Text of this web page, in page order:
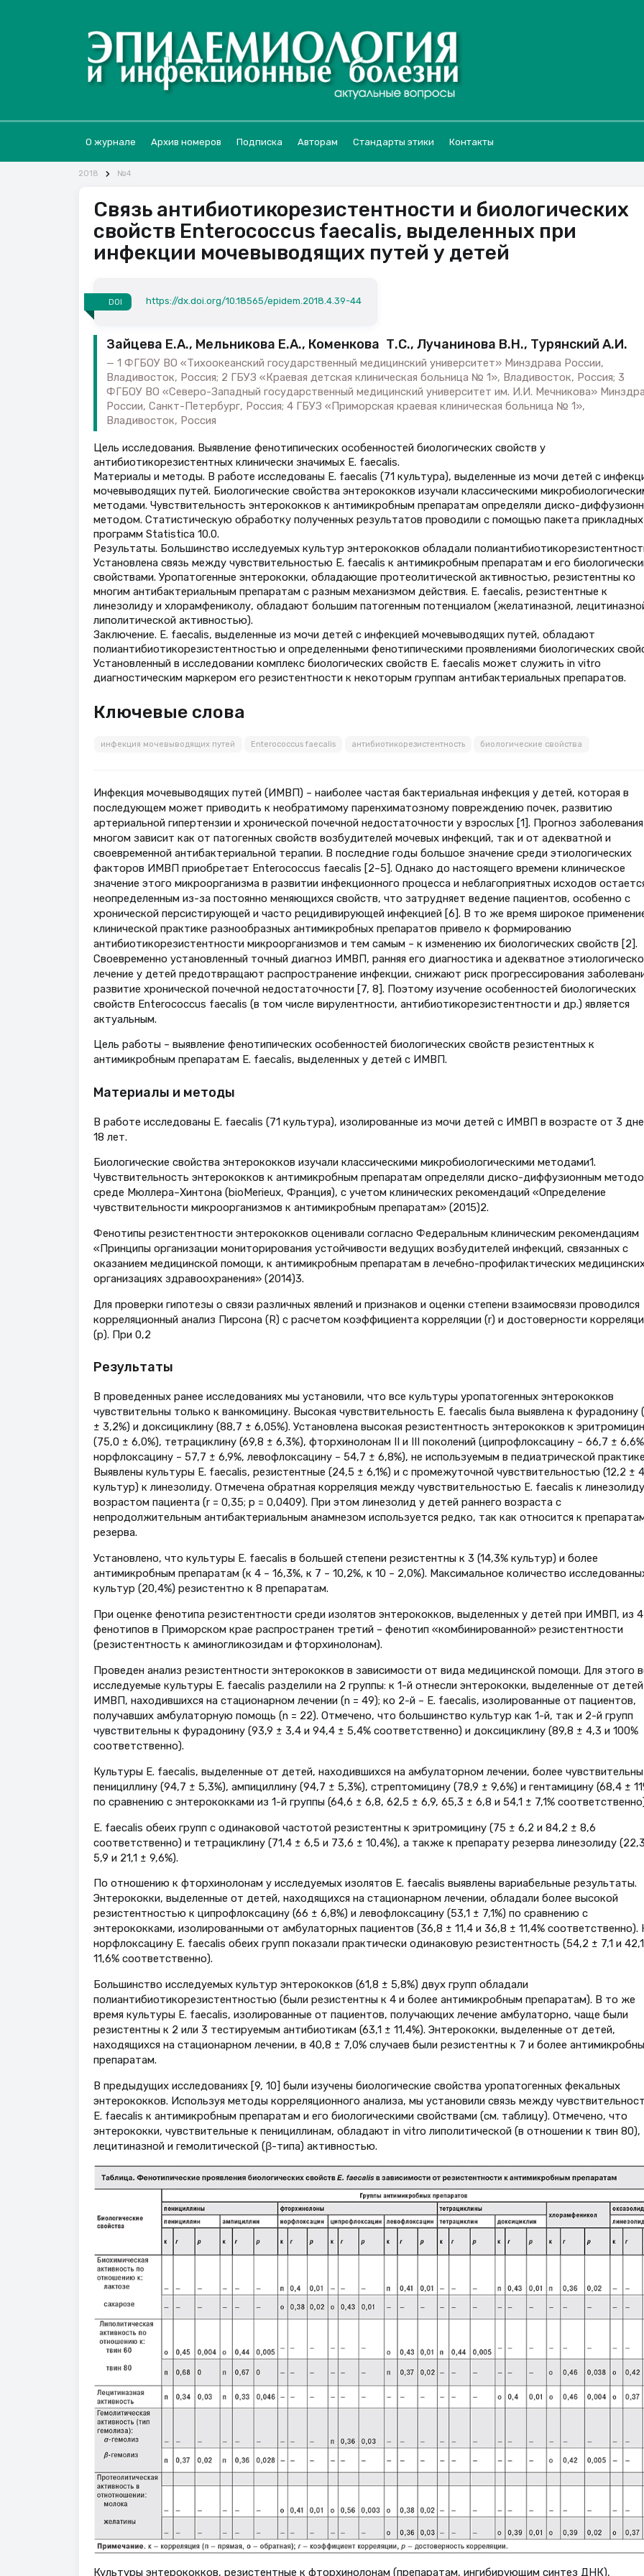
О журнале Архив номеров Подписка Авторам Стандарты этики Контакты
2018 №4
Связь антибиотикорезистентности и биологических
свойств Enterococcus faecalis, выделенных при
инфекции мочевыводящих путей у детей
DOI https://dx.doi.org/10.18565/epidem.2018.4.39-44
Зайцева Е.А., Мельникова Е.А., Коменкова Т.С., Лучанинова В.Н., Турянский А.И.
1 ФГБОУ ВО «Тихоокеанский государственный медицинский университет» Минздрава России,
Владивосток, Россия; 2 ГБУЗ «Краевая детская клиническая больница № 1», Владивосток, Россия; 3
ФГБОУ ВО «Северо-Западный государственный медицинский университет им. И.И. Мечникова»
России, Санкт-Петербург, Россия; 4 ГБУЗ «Приморская краевая клиническая больница № 1»,
Владивосток, Россия
Цель исследования. Выявление фенотипических особенностей биологических свойств у
антибиотикорезистентных клинически значимых E. faecalis.
Материалы и методы. В работе исследованы E. faecalis (71 культура), выделенные из мочи детей с
мочевыводящих путей. Биологические свойства энтерококков изучали классическими
методами. Чувствительность энтерококков к антимикробным препаратам определяли диско-
методом. Статистическую обработку полученных результатов проводили с помощью пакета прикладных
программ Statistica 10.0.
Результаты. Большинство исследуемых культур энтерококков обладали
Установлена связь между чувствительностью Е. faecalis к антимикробным препаратам и его
свойствами. Уропатогенные энтерококки, обладающие протеолитической активностью, резистентны ко
многим антибактериальным препаратам с разным механизмом действия. E. faecalis, резистентные к
линезолиду и хлорамфениколу, обладают большим патогенным потенциалом (желатиназной,
липолитической активностью).
Заключение. E. faecalis, выделенные из мочи детей с инфекцией мочевыводящих путей, обладают
полиантибиотикорезистентностью и определенными фенотипическими проявлениями биологических
Установленный в исследовании комплекс биологических свойств E. faecalis может служить in vitro
диагностическим маркером его резистентности к некоторым группам антибактериальных препаратов.
Ключевые слова
инфекция мочевыводящих путей Enterococcus faecalis антибиотикорезистентность биологические свойства
Инфекция мочевыводящих путей (ИМВП) – наиболее частая бактериальная инфекция у детей, которая в
последующем может приводить к необратимому паренхиматозному повреждению почек, развитию
артериальной гипертензии и хронической почечной недостаточности у взрослых [1]. Прогноз
многом зависит как от патогенных свойств возбудителей мочевых инфекций, так и от адекватной и
своевременной антибактериальной терапии. В последние годы большое значение среди этиологических
факторов ИМВП приобретает Enterococcus faecalis [2–5]. Однако до настоящего времени клиническое
значение этого микроорганизма в развитии инфекционного процесса и неблагоприятных исходов
неопределенным из-за постоянно меняющихся свойств, что затрудняет ведение пациентов, особенно с
хронической персистирующей и часто рецидивирующей инфекцией [6]. В то же время широкое
клинической практике разнообразных антимикробных препаратов привело к формированию
антибиотикорезистентности микроорганизмов и тем самым – к изменению их биологических свойств [2].
Своевременно установленный точный диагноз ИМВП, ранняя его диагностика и адекватное
лечение у детей предотвращают распространение инфекции, снижают риск прогрессирования
развитие хронической почечной недостаточности [7, 8]. Поэтому изучение особенностей биологических
свойств Enterococcus faecalis (в том числе вирулентности, антибиотикорезистентности и др.) является
актуальным.
Цель работы – выявление фенотипических особенностей биологических свойств резистентных к
антимикробным препаратам E. faecalis, выделенных у детей с ИМВП.
Материалы и методы
В работе исследованы E. faecalis (71 культура), изолированные из мочи детей с ИМВП в возрасте от 3
18 лет.
Биологические свойства энтерококков изучали классическими микробиологическими методами1.
Чувствительность энтерококков к антимикробным препаратам определяли диско-диффузионным
среде Мюллера–Хинтона (bioMerieux, Франция), с учетом клинических рекомендаций «Определение
чувствительности микроорганизмов к антимикробным препаратам» (2015)2.
Фенотипы резистентности энтерококков оценивали согласно Федеральным клиническим рекомендациям
«Принципы организации мониторирования устойчивости ведущих возбудителей инфекций, связанных с
оказанием медицинской помощи, к антимикробным препаратам в лечебно-профилактических
организациях здравоохранения» (2014)3.
Для проверки гипотезы о связи различных явлений и признаков и оценки степени взаимосвязи проводился
корреляционный анализ Пирсона (R) с расчетом коэффициента корреляции (r) и достоверности
(р). При 0,2
Результаты
В проведенных ранее исследованиях мы установили, что все культуры уропатогенных энтерококков
чувствительны только к ванкомицину. Высокая чувствительность E. faecalis была выявлена к фурадонину
± 3,2%) и доксициклину (88,7 ± 6,05%). Установлена высокая резистентность энтерококков к
(75,0 ± 6,0%), тетрациклину (69,8 ± 6,3%), фторхинолонам II и III поколений (ципрофлоксацину – 66,7 ±
норфлоксацину – 57,7 ± 6,9%, левофлоксацину – 54,7 ± 6,8%), не используемым в педиатрической
Выявлены культуры E. faecalis, резистентные (24,5 ± 6,1%) и с промежуточной чувствительностью (12,2 ±
культур) к линезолиду. Отмечена обратная корреляция между чувствительностью E. faecalis к
возрастом пациента (r = 0,35; р = 0,0409). При этом линезолид у детей раннего возраста с
непродолжительным антибактериальным анамнезом используется редко, так как относится к
резерва.
Установлено, что культуры E. faecalis в большей степени резистентны к 3 (14,3% культур) и более
антимикробным препаратам (к 4 – 16,3%, к 7 – 10,2%, к 10 – 2,0%). Максимальное количество
культур (20,4%) резистентно к 8 препаратам.
При оценке фенотипа резистентности среди изолятов энтерококков, выделенных у детей при ИМВП, из 4
фенотипов в Приморском крае распространен третий – фенотип «комбинированной» резистентности
(резистентность к аминогликозидам и фторхинолонам).
Проведен анализ резистентности энтерококков в зависимости от вида медицинской помощи. Для этого
исследуемые культуры E. faecalis разделили на 2 группы: к 1-й отнесли энтерококки, выделенные от
ИМВП, находившихся на стационарном лечении (n = 49); ко 2-й – E. faecalis, изолированные от пациентов,
получавших амбулаторную помощь (n = 22). Отмечено, что большинство культур как 1-й, так и 2-й групп
чувствительны к фурадонину (93,9 ± 3,4 и 94,4 ± 5,4% соответственно) и доксициклину (89,8 ± 4,3 и 100%
соответственно).
Культуры E. faecalis, выделенные от детей, находившихся на амбулаторном лечении, более
пенициллину (94,7 ± 5,3%), ампициллину (94,7 ± 5,3%), стрептомицину (78,9 ± 9,6%) и гентамицину (68,4 ±
по сравнению с энтерококками из 1-й группы (64,6 ± 6,8, 62,5 ± 6,9, 65,3 ± 6,8 и 54,1 ± 7,1%
E. faecalis обеих групп с одинаковой частотой резистентны к эритромицину (75 ± 6,2 и 84,2 ± 8,6
соответственно) и тетрациклину (71,4 ± 6,5 и 73,6 ± 10,4%), а также к препарату резерва линезолиду
5,9 и 21,1 ± 9,6%).
По отношению к фторхинолонам у исследуемых изолятов E. faecalis выявлены вариабельные результаты.
Энтерококки, выделенные от детей, находящихся на стационарном лечении, обладали более высокой
резистентностью к ципрофлоксацину (66 ± 6,8%) и левофлоксацину (53,1 ± 7,1%) по сравнению с
энтерококками, изолированными от амбулаторных пациентов (36,8 ± 11,4 и 36,8 ± 11,4% соответственно).
норфлоксацину E. faecalis обеих групп показали практически одинаковую резистентность (54,2 ± 7,1 и
11,6% соответственно).
Большинство исследуемых культур энтерококков (61,8 ± 5,8%) двух групп обладали
полиантибиотикорезистентностью (были резистентны к 4 и более антимикробным препаратам). В то же
время культуры E. faecalis, изолированные от пациентов, получающих лечение амбулаторно, чаще были
резистентны к 2 или 3 тестируемым антибиотикам (63,1 ± 11,4%). Энтерококки, выделенные от детей,
находящихся на стационарном лечении, в 40,8 ± 7,0% случаев были резистентны к 7 и более
препаратам.
В предыдущих исследованиях [9, 10] были изучены биологические свойства уропатогенных фекальных
энтерококков. Используя методы корреляционного анализа, мы установили связь между
Е. faecalis к антимикробным препаратам и его биологическими свойствами (см. таблицу). Отмечено, что
энтерококки, чувствительные к пенициллинам, обладают in vitro липолитической (в отношении к твин 80),
лецитиназной и гемолитической (β-типа) активностью.
Культуры энтерококков, резистентные к фторхинолонам (препаратам, ингибирующим синтез ДНК),